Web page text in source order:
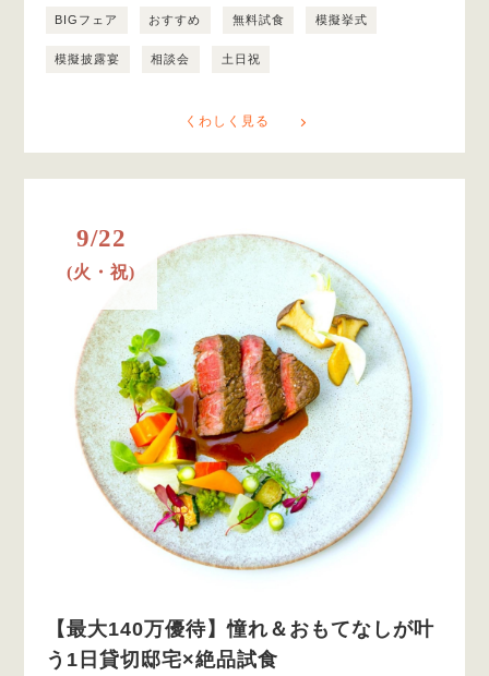
BIGフェア おすすめ 無料試食 模擬挙式
模擬披露宴 相談会 土日祝
くわしく見る
9/22
(火・祝)
【最大140万優待】憧れ＆おもてなしが叶
う1日貸切邸宅×絶品試食